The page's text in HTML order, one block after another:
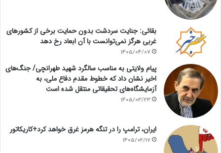
بقائی: جنایت سردشت بدون حمایت برخی از کشورهای
غربی هرگز نمی‌توانست با آن ابعاد رخ دهد
1405/04/07
پیام ولایتی به مناسب سالگرد شهید طهرانچی/ جنگ‌های
اخیر نشان داد که خطوط مقدم دفاع ملی، به
آزمایشگاه‌های تحقیقاتی منتقل شده است
1405/03/23
ایران، ترامپ را در تنگه هرمز غرق خواهد کرد+کاریکاتور
1405/02/17